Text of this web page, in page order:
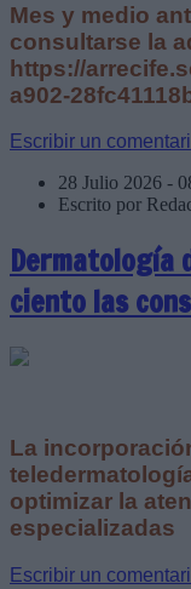
Mes y medio
consultarse la
https://
a902-
Escribir un
28 Julio 2026 -
Escrito por
Dermatología
ciento las
La
optimizar la
especializadas
Escribir un